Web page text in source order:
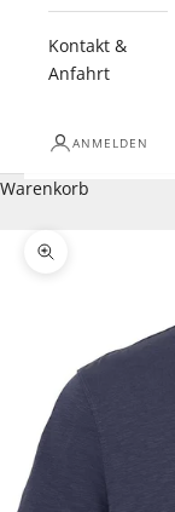
Kontakt &
Anfahrt
ANMELDEN
Warenkorb
Bild vergrößern